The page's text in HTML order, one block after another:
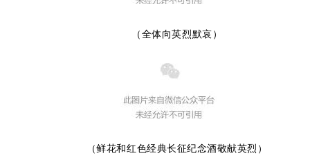
（全体向英烈默哀）
（鲜花和红色经典长征纪念酒敬献英烈）